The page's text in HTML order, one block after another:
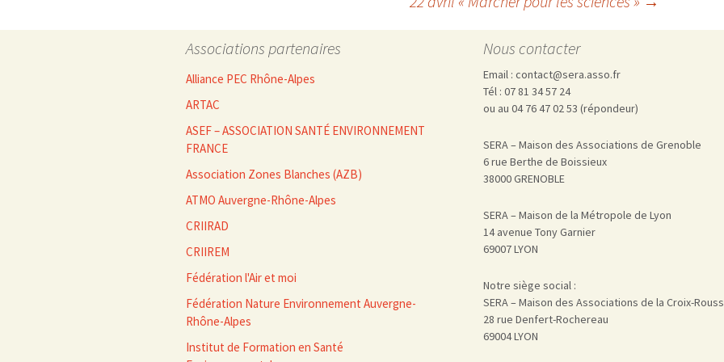
des
Associations partenaires
Alliance PEC Rhône-Alpes
ARTAC
ASEF – ASSOCIATION SANTÉ ENVIRONNEMENT
FRANCE
Association Zones Blanches (AZB)
ATMO Auvergne-Rhône-Alpes
CRIIRAD
CRIIREM
Fédération l'Air et moi
Fédération Nature Environnement Auvergne-
Rhône-Alpes
Institut de Formation en Santé
Nous contacter
Email : contact@sera.asso.fr
Tél : 07 81 34 57 24
ou au 04 76 47 02 53 (répondeur)
SERA – Maison des Associations de Grenoble
6 rue Berthe de Boissieux
38000 GRENOBLE
SERA – Maison de la Métropole de Lyon
14 avenue Tony Garnier
69007 LYON
Notre siège social :
SERA – Maison des Associations de la Croix-
28 rue Denfert-Rochereau
69004 LYON